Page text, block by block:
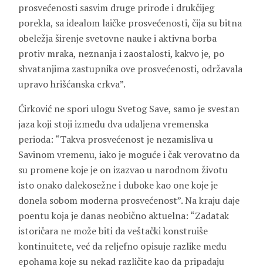
prosvećenosti sasvim druge prirode i drukčijeg
porekla, sa idealom laičke prosvećenosti, čija su bitna
obeležja širenje svetovne nauke i aktivna borba
protiv mraka, neznanja i zaostalosti, kakvo je, po
shvatanjima zastupnika ove prosvećenosti, održavala
upravo hrišćanska crkva”.
Ćirković ne spori ulogu Svetog Save, samo je svestan
jaza koji stoji između dva udaljena vremenska
perioda: “Takva prosvećenost je nezamisliva u
Savinom vremenu, iako je moguće i čak verovatno da
su promene koje je on izazvao u narodnom životu
isto onako dalekosežne i duboke kao one koje je
donela sobom moderna prosvećenost”. Na kraju daje
poentu koja je danas neobično aktuelna: “Zadatak
istoričara ne može biti da veštački konstruiše
kontinuitete, već da reljefno opisuje razlike među
epohama koje su nekad različite kao da pripadaju